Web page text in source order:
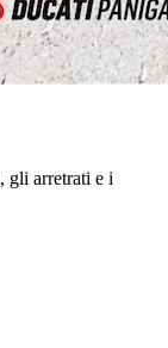
, gli arretrati e i